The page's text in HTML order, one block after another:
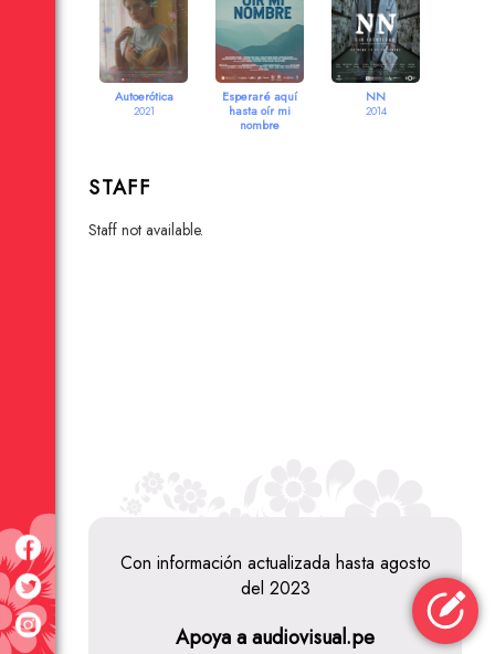
Autoerótica
2021
Esperaré aquí
hasta oír mi
nombre
NN
2014
STAFF
staff not available.
Con información actualizada hasta agosto
del 2023
Apoya a audiovisual.pe
Piedra